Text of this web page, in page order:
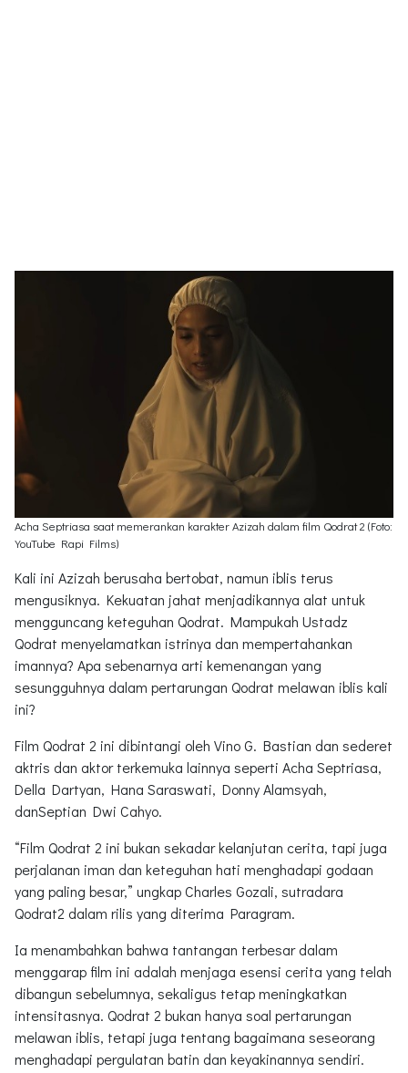
Acha Septriasa saat memerankan karakter Azizah dalam film Qodrat 2 (Foto:
YouTube Rapi Films)
Kali ini Azizah berusaha bertobat, namun iblis terus
mengusiknya. Kekuatan jahat menjadikannya alat untuk
mengguncang keteguhan Qodrat. Mampukah Ustadz
Qodrat menyelamatkan istrinya dan mempertahankan
imannya? Apa sebenarnya arti kemenangan yang
sesungguhnya dalam pertarungan Qodrat melawan iblis kali
ini?
Film Qodrat 2 ini dibintangi oleh Vino G. Bastian dan sederet
aktris dan aktor terkemuka lainnya seperti Acha Septriasa,
Della Dartyan, Hana Saraswati, Donny Alamsyah,
danSeptian Dwi Cahyo.
“Film Qodrat 2 ini bukan sekadar kelanjutan cerita, tapi juga
perjalanan iman dan keteguhan hati menghadapi godaan
yang paling besar,” ungkap Charles Gozali, sutradara
Qodrat2 dalam rilis yang diterima Paragram.
Ia menambahkan bahwa tantangan terbesar dalam
menggarap film ini adalah menjaga esensi cerita yang telah
dibangun sebelumnya, sekaligus tetap meningkatkan
intensitasnya. Qodrat 2 bukan hanya soal pertarungan
melawan iblis, tetapi juga tentang bagaimana seseorang
menghadapi pergulatan batin dan keyakinannya sendiri.